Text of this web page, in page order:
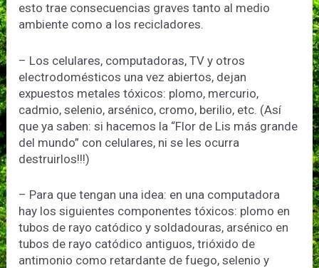
esto trae consecuencias graves tanto al medio
ambiente como a los recicladores.
– Los celulares, computadoras, TV y otros
electrodomésticos una vez abiertos, dejan
expuestos metales tóxicos: plomo, mercurio,
cadmio, selenio, arsénico, cromo, berilio, etc. (Así
que ya saben: si hacemos la “Flor de Lis más grande
del mundo” con celulares, ni se les ocurra
destruirlos!!!)
– Para que tengan una idea: en una computadora
hay los siguientes componentes tóxicos: plomo en
tubos de rayo catódico y soldadouras, arsénico en
tubos de rayo catódico antiguos, trióxido de
antimonio como retardante de fuego, selenio y